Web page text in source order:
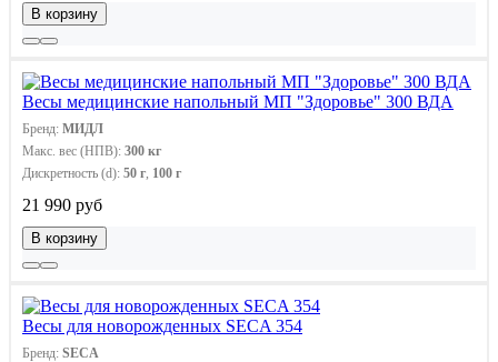
В корзину
Весы медицинские напольный МП "Здоровье" 300 ВДА
Бренд: МИДЛ
Макс. вес (НПВ): 300 кг
Дискретность (d): 50 г, 100 г
21 990 руб
В корзину
Весы для новорожденных SECA 354
Бренд: SECA